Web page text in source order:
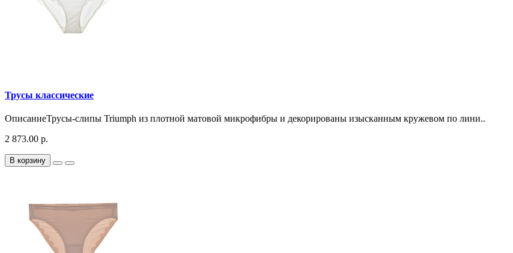
Трусы классические
ОписаниеТрусы-слипы Triumph из плотной матовой микрофибры и декорированы изысканным кружевом по лини..
2 873.00 р.
В корзину